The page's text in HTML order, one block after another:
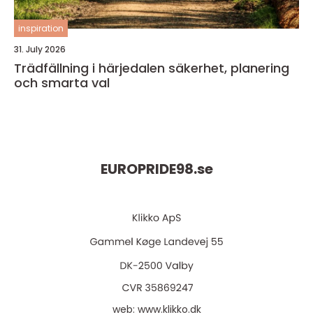
inspiration
31. July 2026
Trädfällning i härjedalen säkerhet, planering
och smarta val
EUROPRIDE98.se
web: www.klikko.dk